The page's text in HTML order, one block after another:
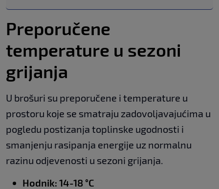
Preporučene
temperature u sezoni
grijanja
U brošuri su preporučene i temperature u
prostoru koje se smatraju zadovoljavajućima u
pogledu postizanja toplinske ugodnosti i
smanjenju rasipanja energije uz normalnu
razinu odjevenosti u sezoni grijanja.
Hodnik: 14-18 °C